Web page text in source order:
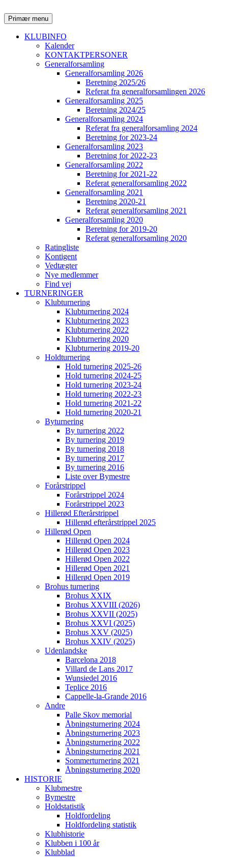
til
indhold
SøgPrimær menu
KLUBINFO
Kalender
KONTAKTPERSONER
Generalforsamling
Generalforsamling 2026
Beretning 2025/26
Referat fra generalforsamlingen 2026
Generalforsamling 2025
Beretning 2024/25
Generalforsamling 2024
Referat fra generalforsamling 2024
Beretning for 2023-24
Generalforsamling 2023
Beretning for 2022-23
Generalforsamling 2022
Beretning for 2021-22
Referat generalforsamling 2022
Generalforsamling 2021
Beretning 2020-21
Referat generalforsamling 2021
Generalforsamling 2020
Beretning for 2019-20
Referat generalforsamling 2020
Ratingliste
Kontigent
Vedtægter
Nye medlemmer
Find vej
TURNERINGER
Klubturnering
Klubturnering 2024
Klubturnering 2023
Klubturnering 2022
Klubturnering 2020
Klubturnering 2019-20
Holdturnering
Hold turnering 2025-26
Hold turnering 2024-25
Hold turnering 2023-24
Hold turnering 2022-23
Hold turnering 2021-22
Hold turnering 2020-21
Byturnering
By turnering 2022
By turnering 2019
By turnering 2018
By turnering 2017
By turnering 2016
Liste over Bymestre
Forårstrippel
Forårstrippel 2024
Forårstrippel 2023
Hillerød Efterårstrippel
Hillerød efterårstrippel 2025
Hillerød Open
Hillerød Open 2024
Hillerød Open 2023
Hillerød Open 2022
Hillerød Open 2021
Hillerød Open 2019
Brohus turnering
Brohus XXIX
Brohus XXVIII (2026)
Brohus XXVII (2025)
Brohus XXVI (2025)
Brohus XXV (2025)
Brohus XXIV (2025)
Udenlandske
Barcelona 2018
Villard de Lans 2017
Wunsiedel 2016
Teplice 2016
Cappelle-la-Grande 2016
Andre
Palle Skov memorial
Åbningsturnering 2024
Åbningsturnering 2023
Åbningsturnering 2022
Åbningsturnering 2021
Sommerturnering 2021
Åbningsturnering 2020
HISTORIE
Klubmestre
Bymestre
Holdstatistik
Holdfordeling
Holdfordeling statistik
Klubhistorie
Klubben i 100 år
Klubblad